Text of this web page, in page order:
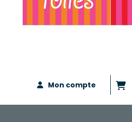
Mon compte